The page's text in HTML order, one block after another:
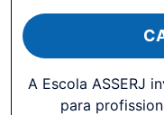
A Escola ASSERJ
para